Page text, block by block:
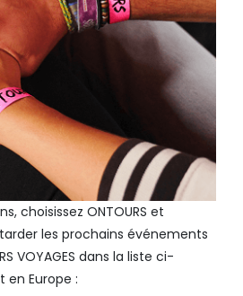
choisissez ONTOURS et
les prochains événements
VOYAGES dans la liste ci-
en Europe :